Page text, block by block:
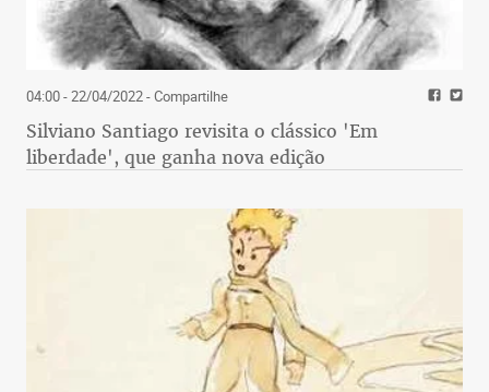
04:00 - 22/04/2022- Compartilhe
Silviano Santiago revisita o clássico 'Em
liberdade', que ganha nova edição